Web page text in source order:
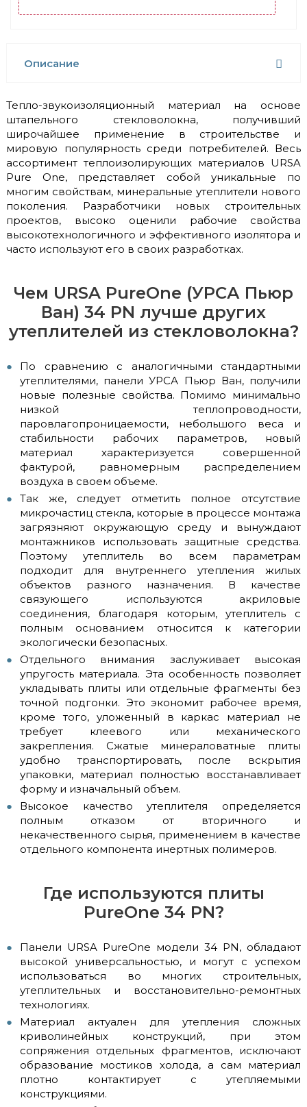
Описание
Тепло-звукоизоляционный материал на основе
штапельного стекловолокна, получивший
широчайшее применение в строительстве и
мировую популярность среди потребителей. Весь
ассортимент теплоизолирующих материалов URSA
Pure One, представляет собой уникальные по
многим свойствам, минеральные утеплители нового
поколения. Разработчики новых строительных
проектов, высоко оценили рабочие свойства
высокотехнологичного и эффективного изолятора и
часто используют его в своих разработках.
Чем URSA PureOne (УРСА Пьюр
Ван) 34 PN лучше других
утеплителей из стекловолокна?
По сравнению с аналогичными стандартными
утеплителями, панели УРСА Пьюр Ван, получили
новые полезные свойства. Помимо минимально
низкой теплопроводности,
паровлагопроницаемости, небольшого веса и
стабильности рабочих параметров, новый
материал характеризуется совершенной
фактурой, равномерным распределением
воздуха в своем объеме.
Так же, следует отметить полное отсутствие
микрочастиц стекла, которые в процессе монтажа
загрязняют окружающую среду и вынуждают
монтажников использовать защитные средства.
Поэтому утеплитель во всем параметрам
подходит для внутреннего утепления жилых
объектов разного назначения. В качестве
связующего используются акриловые
соединения, благодаря которым, утеплитель с
полным основанием относится к категории
экологически безопасных.
Отдельного внимания заслуживает высокая
упругость материала. Эта особенность позволяет
укладывать плиты или отдельные фрагменты без
точной подгонки. Это экономит рабочее время,
кроме того, уложенный в каркас материал не
требует клеевого или механического
закрепления. Сжатые минераловатные плиты
удобно транспортировать, после вскрытия
упаковки, материал полностью восстанавливает
форму и изначальный объем.
Высокое качество утеплителя определяется
полным отказом от вторичного и
некачественного сырья, применением в качестве
отдельного компонента инертных полимеров.
Где используются плиты
PureOne 34 PN?
Панели URSA PureOne модели 34 PN, обладают
высокой универсальностью, и могут с успехом
использоваться во многих строительных,
утеплительных и восстановительно-ремонтных
технологиях.
Материал актуален для утепления сложных
криволинейных конструкций, при этом
сопряжения отдельных фрагментов, исключают
образование мостиков холода, а сам материал
плотно контактирует с утепляемыми
конструкциями.